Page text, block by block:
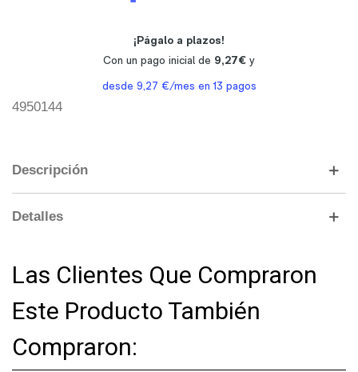
4950144
Descripción
Detalles
Las Clientes Que Compraron
Este Producto También
Compraron: